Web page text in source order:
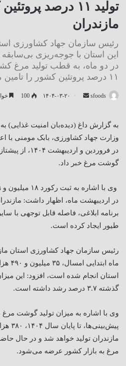
تولید ۱۱ درصد
مازندران
رئیس سازمان جهاد کشاورزی
در دو ماه، به قطب تولید مرغ
۱۱ درصد پروتئین کشور را تامین می‌کند.
sfoods
ارسال۱۴۰۴-۰۳-۲۰ 100
به گزارش داغ (دیده‌بان امنیت غذایی)
وزارت جهاد کشاورزی، بابک مومنی با
در فروردین و
گوشت مرغ خبر داد.
برنامه ابلاغی، فاصله قابل توجهی با
طیور ایجاد کرده است.
رئیس سازمان جهاد کشاورزی استان
ماه
استان انجام شده است، افزود: این
گذشته ۳.۷ درصد رشد داشته است
.
وی با اشاره به میزان تولید گوشت
مرغ به بازار کشور عرضه می‌شود.